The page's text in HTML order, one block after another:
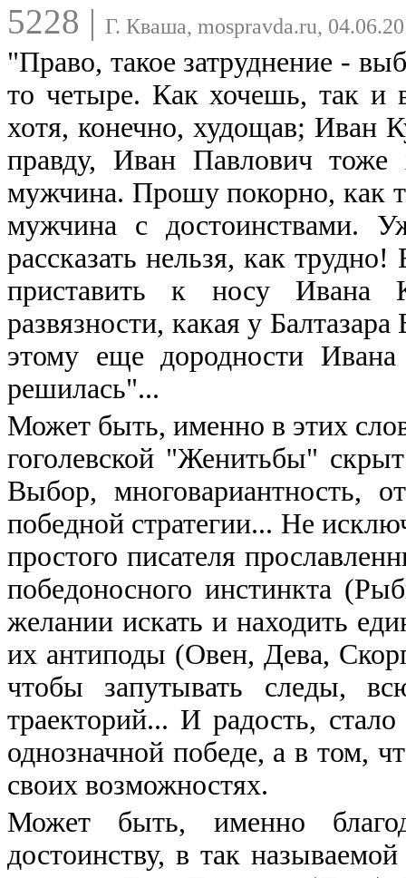
5228 | Г. Кваша, mospravda.ru,
"Право, такое затруднение -
то четыре. Как хочешь, так и
хотя, конечно, худощав; Иван
правду, Иван Павлович
мужчина. Прошу покорно, как
мужчина с достоинствами.
рассказать нельзя, как
приставить к носу Ивана
развязности, какая у
этому еще дородности
решилась"...
Может быть, именно в этих
гоголевской "Женитьбы"
Выбор, многовариантность,
победной стратегии... Не
простого писателя
победоносного инстинкта
желании искать и находить
их антиподы (Овен, Дева,
чтобы запутывать следы,
траекторий... И радость,
однозначной победе, а в том,
своих возможностях.
Может быть, именно
достоинству, в так